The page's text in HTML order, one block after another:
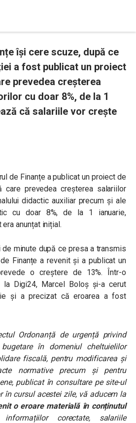
își cere scuze, după ce
a fost publicat un proiect
prevedea creșterea
cu doar 8%, de la 1
că salariile vor crește
de Finanțe a publicat un proiect de
care prevedea creșterea salariilor
didactic auxiliar precum și ale
cu doar 8%, de la 1 ianuarie,
anunțat inițial.
minute după ce presa a transmis
Finanțe a revenit și a publicat un
o creștere de 13%. Într-o
la Digi24, Marcel Boloș și-a cerut
și a precizat că eroarea a fost
Ordonanță de urgență privind
în domeniul cheltuielilor
fiscală, pentru modificarea și
normative precum și pentru
publicat în consultare pe site-ul
în cursul acestei zile, vă aducem la
o eroare materială în conținutul
corectate, salariile